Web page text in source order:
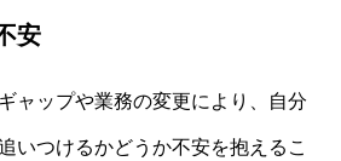
安
ャップや業務の変更により、自分
いつけるかどうか不安を抱えるこ